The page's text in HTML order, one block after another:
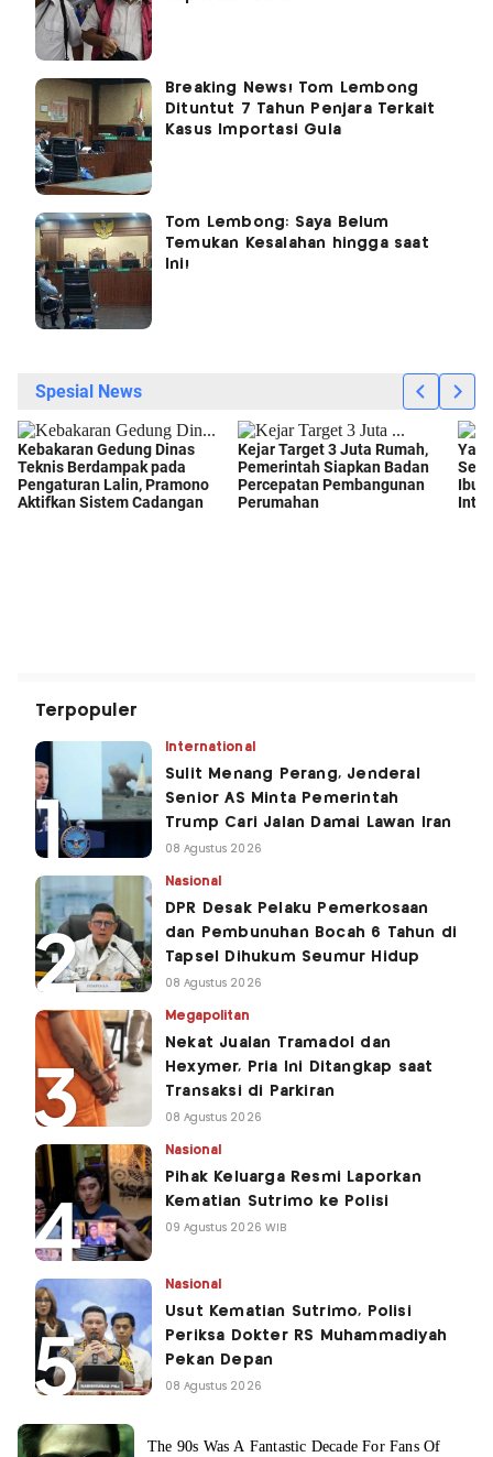
Breaking News! Tom Lembong
Dituntut 7 Tahun Penjara Terkait
Kasus Importasi Gula
Tom Lembong: Saya Belum
Temukan Kesalahan hingga saat
Ini!
Terpopuler
International
Sulit Menang Perang, Jenderal
Senior AS Minta Pemerintah
Trump Cari Jalan Damai Lawan Iran
08 Agustus 2026
Nasional
DPR Desak Pelaku Pemerkosaan
dan Pembunuhan Bocah 6 Tahun di
Tapsel Dihukum Seumur Hidup
08 Agustus 2026
Megapolitan
Nekat Jualan Tramadol dan
Hexymer, Pria Ini Ditangkap saat
Transaksi di Parkiran
08 Agustus 2026
Nasional
Pihak Keluarga Resmi Laporkan
Kematian Sutrimo ke Polisi
09 Agustus 2026 WIB
Nasional
Usut Kematian Sutrimo, Polisi
Periksa Dokter RS Muhammadiyah
Pekan Depan
08 Agustus 2026